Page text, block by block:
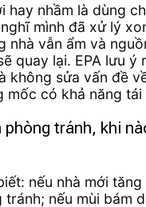
hay nhầm là dùng
mình đã xử lý
nhà vẫn ẩm và
quay lại. EPA lưu ý
không sửa vấn đề
mốc có khả năng tái
phòng tránh, khi
nếu nhà mới
nếu mùi bám